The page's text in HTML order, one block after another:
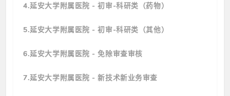
4.延安大学附属医院 - 初审-科研类（药物）
5.延安大学附属医院 - 初审-科研类（其他）
6.延安大学附属医院 - 免除审查审核
7.延安大学附属医院 - 新技术新业务审查